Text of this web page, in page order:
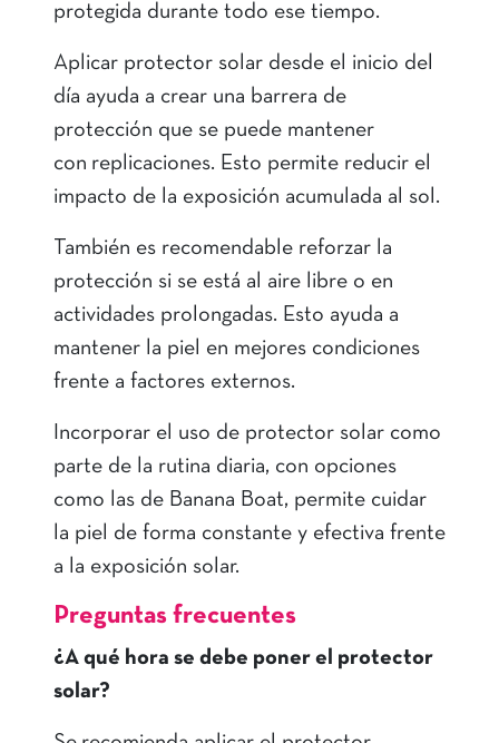
protegida durante todo ese tiempo.
Aplicar protector solar desde el inicio del
día ayuda a crear una barrera de
protección que se puede mantener
con replicaciones. Esto permite reducir el
impacto de la exposición acumulada al sol.
También es recomendable reforzar la
protección si se está al aire libre o en
actividades prolongadas. Esto ayuda a
mantener la piel en mejores condiciones
frente a factores externos.
Incorporar el uso de protector solar como
parte de la rutina diaria, con opciones
como las de Banana Boat, permite cuidar
la piel de forma constante y efectiva frente
a la exposición solar.
Preguntas frecuentes
¿A qué hora se debe poner el protector
solar?